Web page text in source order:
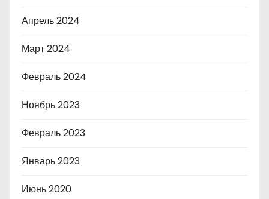
Апрель 2024
Март 2024
Февраль 2024
Ноябрь 2023
Февраль 2023
Январь 2023
Июнь 2020